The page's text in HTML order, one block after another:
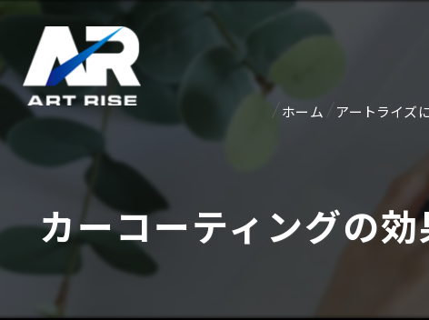
ホーム アートライズ
アクセス
カーコーティングの